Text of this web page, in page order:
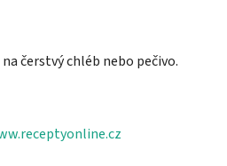
čerstvý chléb nebo pečivo.